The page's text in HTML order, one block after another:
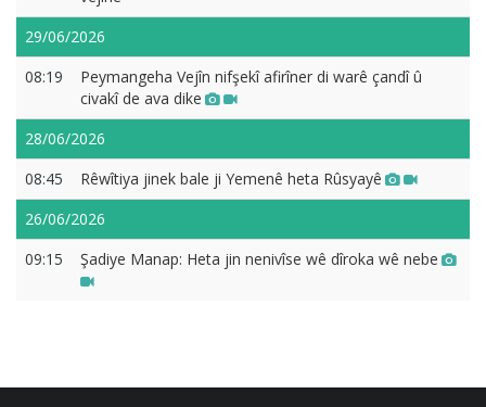
29/06/2026
08:19
Peymangeha Vejîn nifşekî afirîner di warê çandî û
civakî de ava dike
28/06/2026
08:45
Rêwîtiya jinek bale ji Yemenê heta Rûsyayê
26/06/2026
09:15
Şadiye Manap: Heta jin nenivîse wê dîroka wê nebe